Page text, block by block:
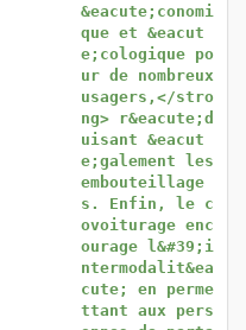
&eacute;conomi
que et &eacut
e;cologique po
ur de nombreux
usagers,</stro
ng> r&eacute;d
uisant &eacut
e;galement les
embouteillage
s. Enfin, le c
ovoiturage enc
ourage l&#39;i
ntermodalit&ea
cute; en perme
ttant aux pers